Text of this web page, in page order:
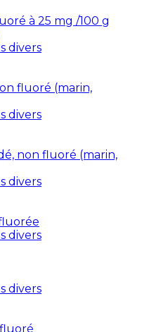
à 25 mg /100 g
divers
fluoré (marin,
divers
non fluoré (marin,
divers
divers
divers